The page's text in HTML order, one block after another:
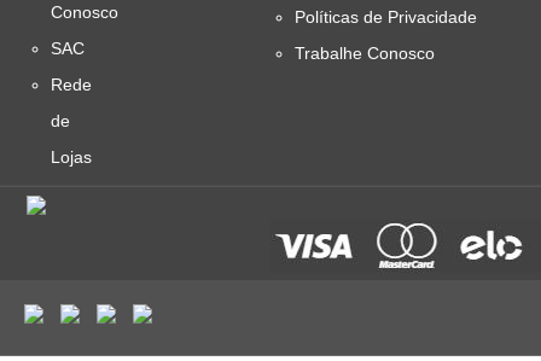
Conosco
SAC
Rede
de
Lojas
Políticas de Privacidade
Trabalhe Conosco